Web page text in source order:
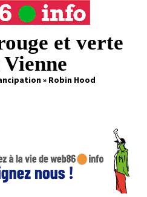
et verte
» Robin Hood